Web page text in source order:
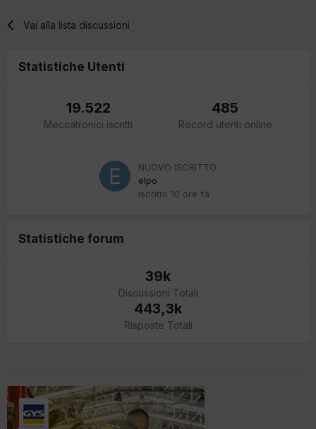
Vai alla lista discussioni
Statistiche Utenti
19.522
Meccatronici iscritti
485
Record utenti online
NUOVO ISCRITTO
elpo
Iscritto 10 ore fa
Statistiche forum
39k
Discussioni Totali
443,3k
Risposte Totali